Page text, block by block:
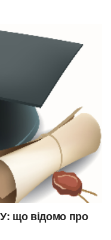
що відомо про